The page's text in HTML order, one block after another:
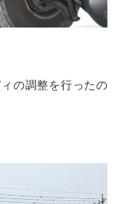
の調整を行ったの